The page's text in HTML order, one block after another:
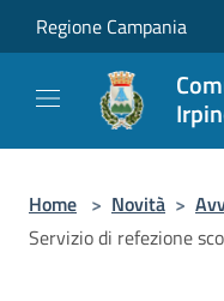
Salta al contenuto principale
Regione Campania
Home > Novità >
Servizio di refezione